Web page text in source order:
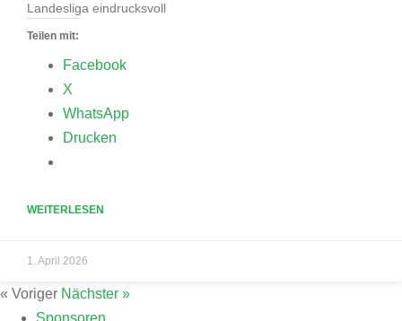
Landesliga eindrucksvoll
Teilen mit:
Facebook
X
WhatsApp
Drucken
WEITERLESEN
1. April 2026
« Voriger Nächster »
Sponsoren